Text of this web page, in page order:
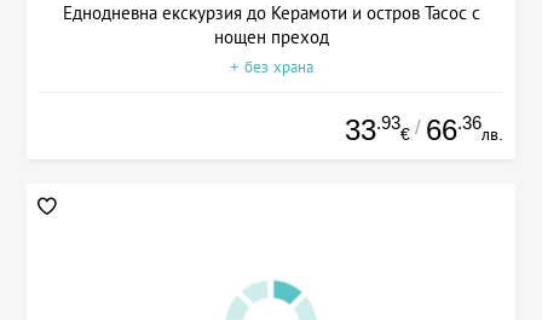
Еднодневна екскурзия до Керамоти и остров Тасос с
нощен преход
+ без храна
33.93
€ / 66.36
лв.